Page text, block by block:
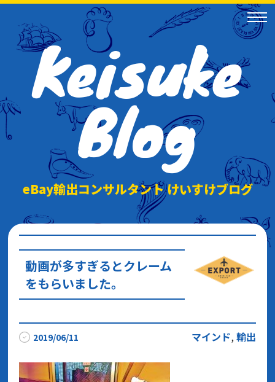
Keisuke
Blog
eBay輸出コンサルタント けいすけブログ
動画が多すぎるとクレーム
をもらいました。
2019/06/11 マインド,輸出